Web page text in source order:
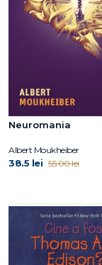
Neuromania
Albert Moukheiber
38.5 lei 55.00 lei